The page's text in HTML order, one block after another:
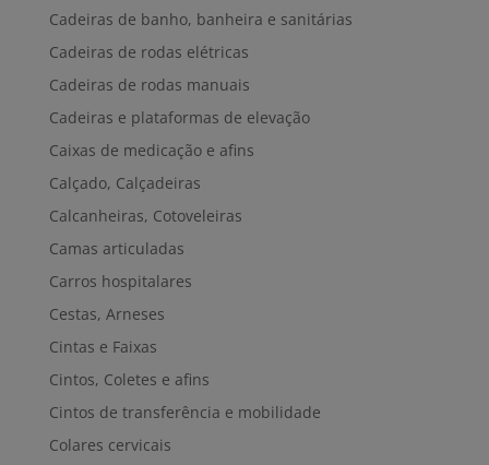
Cadeiras de banho, banheira e sanitárias
Cadeiras de rodas elétricas
Cadeiras de rodas manuais
Cadeiras e plataformas de elevação
Caixas de medicação e afins
Calçado, Calçadeiras
Calcanheiras, Cotoveleiras
Camas articuladas
Carros hospitalares
Cestas, Arneses
Cintas e Faixas
Cintos, Coletes e afins
Cintos de transferência e mobilidade
Colares cervicais